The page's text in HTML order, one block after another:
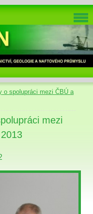
o spolupráci mezi ČBÚ a
mezi